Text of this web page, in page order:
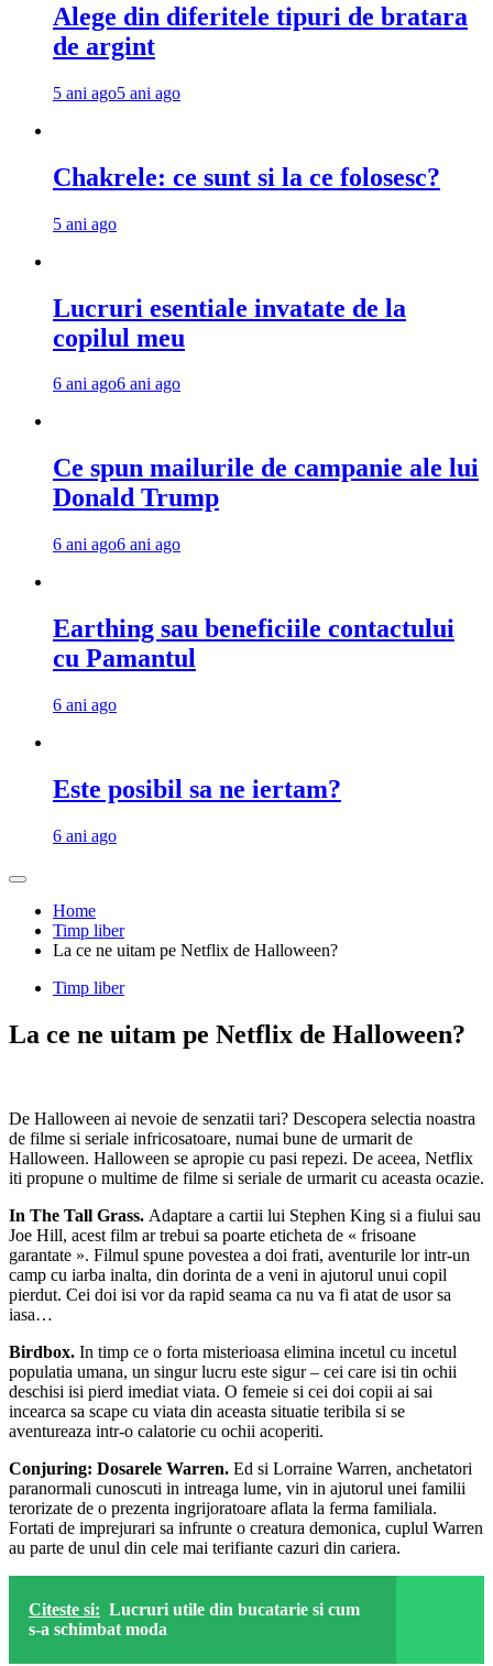
Alege din diferitele tipuri de bratara
de argint
5 ani ago5 ani ago
Chakrele: ce sunt si la ce folosesc?
5 ani ago
Lucruri esentiale invatate de la
copilul meu
6 ani ago6 ani ago
Ce spun mailurile de campanie ale lui
Donald Trump
6 ani ago6 ani ago
Earthing sau beneficiile contactului
cu Pamantul
6 ani ago
Este posibil sa ne iertam?
6 ani ago
Home
Timp liber
La ce ne uitam pe Netflix de Halloween?
Timp liber
La ce ne uitam pe Netflix de Halloween?
De Halloween ai nevoie de senzatii tari? Descopera selectia noastra
de filme si seriale infricosatoare, numai bune de urmarit de
Halloween. Halloween se apropie cu pasi repezi. De aceea, Netflix
iti propune o multime de filme si seriale de urmarit cu aceasta ocazie.
In The Tall Grass. Adaptare a cartii lui Stephen King si a fiului sau
Joe Hill, acest film ar trebui sa poarte eticheta de « frisoane
garantate ». Filmul spune povestea a doi frati, aventurile lor intr-un
camp cu iarba inalta, din dorinta de a veni in ajutorul unui copil
pierdut. Cei doi isi vor da rapid seama ca nu va fi atat de usor sa
iasa…
Birdbox. In timp ce o forta misterioasa elimina incetul cu incetul
populatia umana, un singur lucru este sigur – cei care isi tin ochii
deschisi isi pierd imediat viata. O femeie si cei doi copii ai sai
incearca sa scape cu viata din aceasta situatie teribila si se
aventureaza intr-o calatorie cu ochii acoperiti.
Conjuring: Dosarele Warren. Ed si Lorraine Warren, anchetatori
paranormali cunoscuti in intreaga lume, vin in ajutorul unei familii
terorizate de o prezenta ingrijoratoare aflata la ferma familiala.
Fortati de imprejurari sa infrunte o creatura demonica, cuplul Warren
au parte de unul din cele mai terifiante cazuri din cariera.
Citeste si: Lucruri utile din bucatarie si cum
s-a schimbat moda